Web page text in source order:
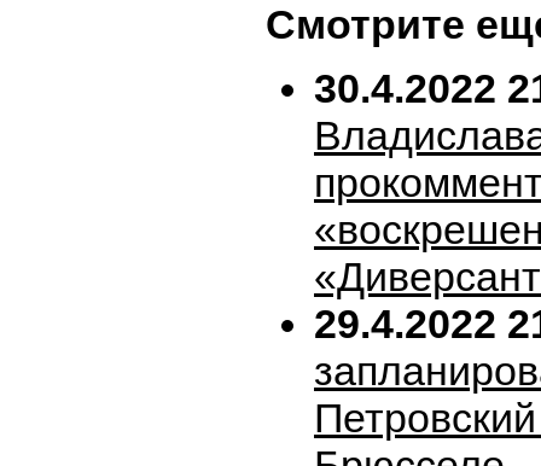
Смотрите
30.4.2022
29.4.2022